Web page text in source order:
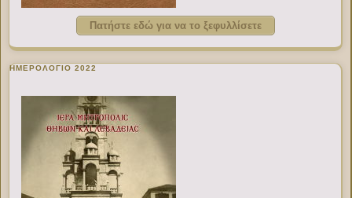
Πατήστε εδώ για να το ξεφυλλίσετε
ΗΜΕΡΟΛΟΓΙΟ 2022